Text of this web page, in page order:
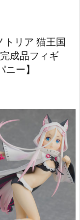
トリア 猫王国
成品フィギ
ー】